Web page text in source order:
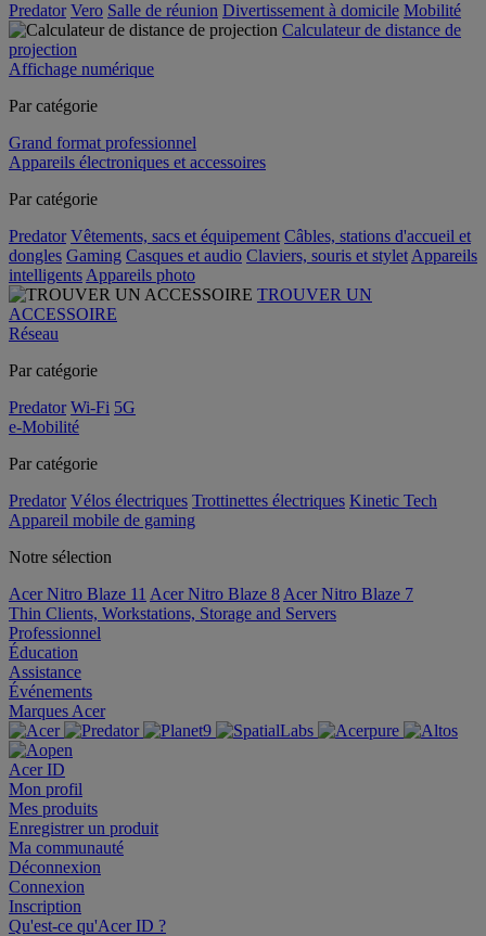
Predator Vero Salle de réunion Divertissement à domicile Mobilité
Calculateur de distance de
projection
Affichage numérique
Par catégorie
Grand format professionnel
Appareils électroniques et accessoires
Par catégorie
Predator Vêtements, sacs et équipement Câbles, stations d'accueil et
dongles Gaming Casques et audio Claviers, souris et stylet Appareils
intelligents Appareils photo
TROUVER UN
ACCESSOIRE
Réseau
Par catégorie
Predator Wi-Fi 5G
e-Mobilité
Par catégorie
Predator Vélos électriques Trottinettes électriques Kinetic Tech
Appareil mobile de gaming
Notre sélection
Acer Nitro Blaze 11 Acer Nitro Blaze 8 Acer Nitro Blaze 7
Thin Clients, Workstations, Storage and Servers
Professionnel
Éducation
Assistance
Événements
Marques Acer
Acer ID
Mon profil
Mes produits
Enregistrer un produit
Ma communauté
Déconnexion
Connexion
Inscription
Qu'est-ce qu'Acer ID ?